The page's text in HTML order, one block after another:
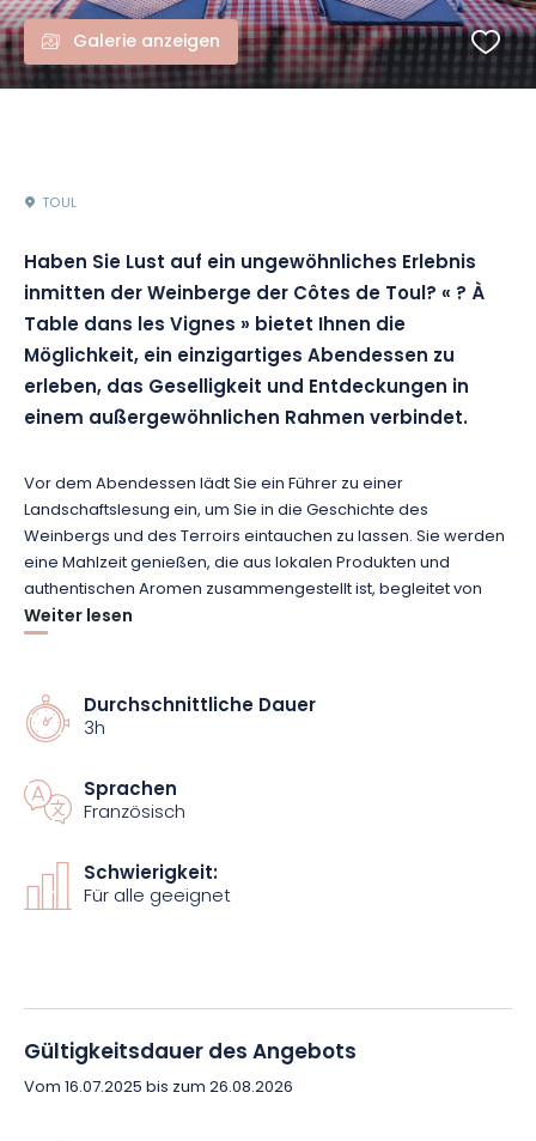
Galerie anzeigen
TOUL
Haben Sie Lust auf ein ungewöhnliches Erlebnis
inmitten der Weinberge der Côtes de Toul? « ? À
Table dans les Vignes » bietet Ihnen die
Möglichkeit, ein einzigartiges Abendessen zu
erleben, das Geselligkeit und Entdeckungen in
einem außergewöhnlichen Rahmen verbindet.
Vor dem Abendessen lädt Sie ein Führer zu einer
Landschaftslesung ein, um Sie in die Geschichte des
Weinbergs und des Terroirs eintauchen zu lassen. Sie werden
eine Mahlzeit genießen, die aus lokalen Produkten und
authentischen Aromen zusammengestellt ist, begleitet von
Weinen aus denselben Weinbergen, darunter der berühmte
Gris de Toul.
Dieser Moment wird reich an Austausch und Geselligkeit sein.
Mit jedem Bissen und jedem Glas werden hier die Wurzeln des
Buchen Sie schnell diese neuartige und herzliche Erfahrung,
die Natur, Gastronomie und Entdeckungen miteinander
Weiter lesen
Durchschnittliche Dauer
3h
Sprachen
Französisch
Schwierigkeit:
Für alle geeignet
Gültigkeitsdauer des Angebots
Vom 16.07.2025 bis zum 26.08.2026